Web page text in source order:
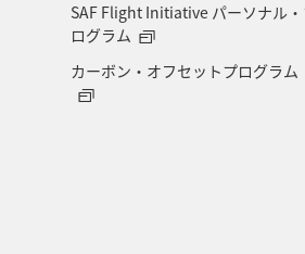
SAF Flight Initiative パーソナル
ログラム
カーボン・オフセットプログラム